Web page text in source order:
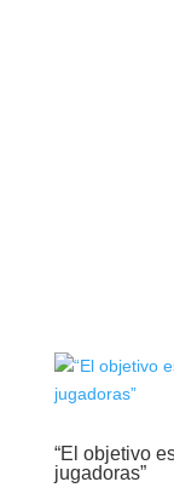
“El objetivo
jugadoras”